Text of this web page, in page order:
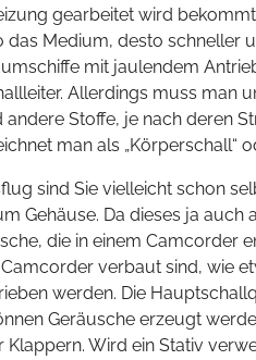
gearbeitet wird
das Medium, desto schneller
mit jaulendem
Allerdings muss man
Stoffe, je nach deren
man als „Körperschall“
sind Sie vielleicht schon
Gehäuse. Da dieses ja
die in einem Camcorder
verbaut sind, wie
werden. Die
Geräusche erzeugt
Klappern. Wird ein Stativ